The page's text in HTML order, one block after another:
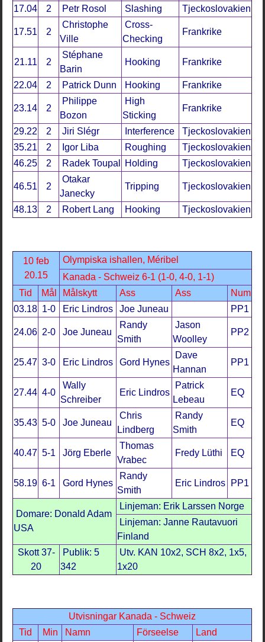
17.04 2 Petr Rosol Slashing Tjeckoslovakien
17.51 2
Christophe
Ville
Cross-
Checking
Frankrike
21.11 2
Stéphane
Barin
Hooking Frankrike
22.04 2 Patrick Dunn Hooking Frankrike
23.14 2
Philippe
Bozon
High
Sticking
Frankrike
29.22 2 Jiri Slégr Interference
Tjeckoslovakien
35.21
2 Igor Liba Roughing
Tjeckoslovakien
46.25
2 Radek Toupal Holding Tjeckoslovakien
46.51 2
Otakar
Janecky
Tripping Tjeckoslovakien
48.13 2 Robert Lang Hooking Tjeckoslovakien
10 feb
20.15
Olympiska ishallen, Méribel
Kanada - Schweiz 6-1 (1-0, 4-0, 1-1)
Tid
Mål Målskytt Ass Ass
Num
03.18 1-0 Eric Lindros Joe Juneau PP1
24.06 2-0 Joe Juneau
Randy
Smith
Jason
Woolley
PP2
25.47 3-0 Eric Lindros Gord Hynes
Dave
Hannan
PP1
27.44 4-0
Wally
Schreiber
Eric Lindros
Patrick
Lebeau
EQ
35.43 5-0 Joe Juneau
Chris
Lindberg
Randy
Smith
EQ
40.47 5-1 Jörg Eberle
Thomas
Vrabec
Fredy Lüthi EQ
58.19 6-1 Gord Hynes
Randy
Smith
Eric Lindros PP1
Domare: Donald Adam
USA
Linjeman: Erik Larssen Norge
Linjeman: Janne Rautavuori
Finland
Skott 37-
20
Publik: 5
342
Utv. KAN 10x2, SCH 8x2, 1x5,
1x20
Utvisningar Kanada - Schweiz
Tid
Min Namn Förseelse Land